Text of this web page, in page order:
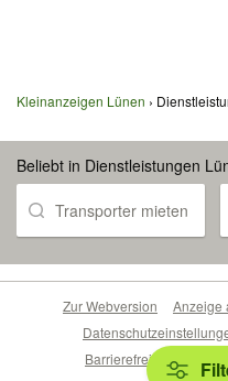
Kleinanzeigen Lünen
Beliebt in Dienstleistungen
Transporter mieten
Zur Webversion Anzeige
Barrierefreiheitserklärung